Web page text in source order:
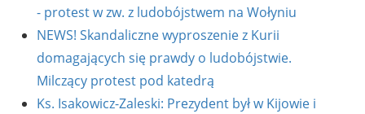
- protest w zw. z ludobójstwem na Wołyniu
NEWS! Skandaliczne wyproszenie z Kurii
domagających się prawdy o ludobójstwie.
Milczący protest pod katedrą
Ks. Isakowicz-Zaleski: Prezydent był w Kijowie i